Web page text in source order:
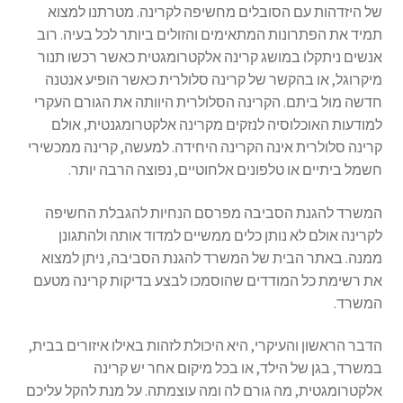
של היזדהות עם הסובלים מחשיפה לקרינה. מטרתנו למצוא
תמיד את הפתרונות המתאימים והזולים ביותר לכל בעיה. רוב
אנשים ניתקלו במושג קרינה אלקטרומגטית כאשר רכשו תנור
מיקרוגל, או בהקשר של קרינה סלולרית כאשר הופיע אנטנה
חדשה מול ביתם. הקרינה הסלולרית היוותה את הגורם העקרי
למודעות האוכלוסיה לנזקים מקרינה אלקטרומגנטית, אולם
קרינה סלולרית אינה הקרינה היחידה. למעשה, קרינה ממכשירי
חשמל ביתיים או טלפונים אלחוטיים, נפוצה הרבה יותר.
המשרד להגנת הסביבה מפרסם הנחיות להגבלת החשיפה
לקרינה אולם לא נותן כלים ממשיים למדוד אותה ולהתגונן
ממנה. באתר הבית של המשרד להגנת הסביבה, ניתן למצוא
את רשימת כל המודדים שהוסמכו לבצע בדיקות קרינה מטעם
המשרד.
הדבר הראשון והעיקרי, היא היכולת לזהות באילו איזורים בבית,
במשרד, בגן של הילד, או בכל מיקום אחר יש קרינה
אלקטרומגטית, מה גורם לה ומה עוצמתה. על מנת להקל עליכם